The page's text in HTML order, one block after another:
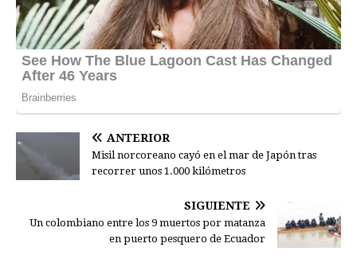
ANTERIOR
Misil norcoreano cayó en el mar de Japón tras
recorrer unos 1.000 kilómetros
SIGUIENTE
Un colombiano entre los 9 muertos por matanza
en puerto pesquero de Ecuador